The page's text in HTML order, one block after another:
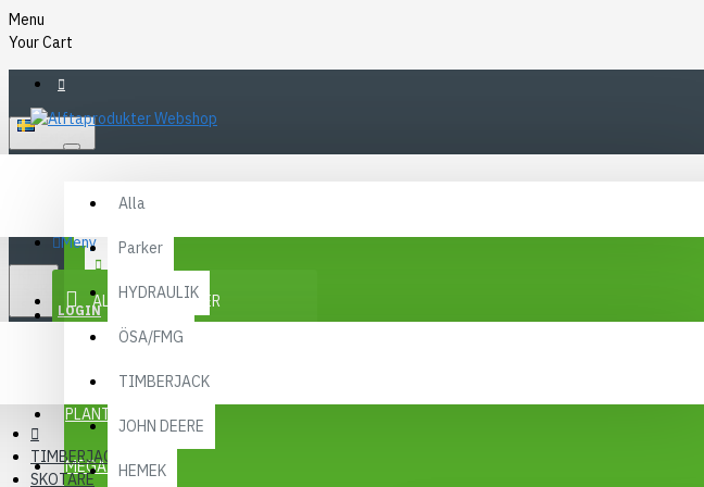
Menu
Your Cart
SEK
Alla
Parker
HYDRAULIK
ÖSA/FMG
TIMBERJACK
JOHN DEERE
HEMEK
KONTAKT
Meny
ALLA KATEGORIER
PLANTMA X
MEGA MENY
LOGIN
REGISTER
TIMBERJACK
SKOTARE